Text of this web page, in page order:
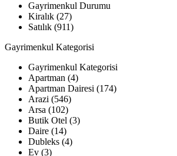
Gayrimenkul Durumu
Kiralık (27)
Satılık (911)
Gayrimenkul Kategorisi
Gayrimenkul Kategorisi
Apartman (4)
Apartman Dairesi (174)
Arazi (546)
Arsa (102)
Butik Otel (3)
Daire (14)
Dubleks (4)
Ev (3)